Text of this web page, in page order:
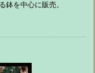
鉢を中心に販売。